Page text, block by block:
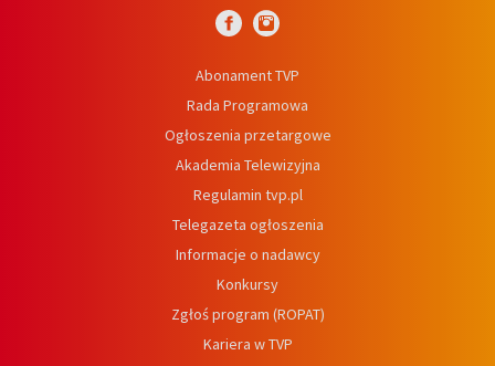
Abonament TVP
Rada Programowa
Ogłoszenia przetargowe
Akademia Telewizyjna
Regulamin tvp.pl
Telegazeta ogłoszenia
Informacje o nadawcy
Konkursy
Zgłoś program (ROPAT)
Kariera w TVP